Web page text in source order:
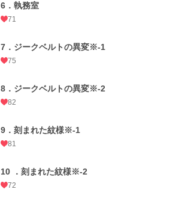
6．執務室
71
7．ジークベルトの異変※-1
75
8．ジークベルトの異変※-2
82
9．刻まれた紋様※-1
81
10 ．刻まれた紋様※-2
72